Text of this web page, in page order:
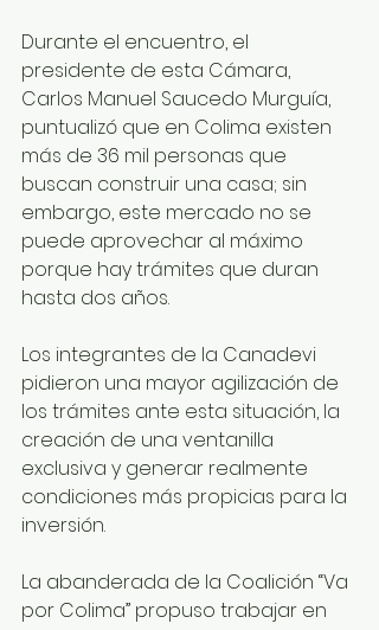
Durante el encuentro, el
presidente de esta Cámara,
Carlos Manuel Saucedo Murguía,
puntualizó que en Colima existen
más de 36 mil personas que
buscan construir una casa; sin
embargo, este mercado no se
puede aprovechar al máximo
porque hay trámites que duran
hasta dos años.
Los integrantes de la Canadevi
pidieron una mayor agilización de
los trámites ante esta situación, la
creación de una ventanilla
exclusiva y generar realmente
condiciones más propicias para la
inversión.
La abanderada de la Coalición “Va
por Colima” propuso trabajar en